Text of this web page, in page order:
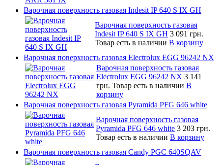
Варочная поверхность газовая Indesit IP 640 S IX GH
Варочная поверхность газовая
Indesit IP 640 S IX GH 3 091 грн.
Товар есть в наличии В корзину
Варочная поверхность газовая Electrolux EGG 96242 NX
Варочная поверхность газовая
Electrolux EGG 96242 NX 3 141
грн. Товар есть в наличии В
корзину
Варочная поверхность газовая Pyramida PFG 646 white
Варочная поверхность газовая
Pyramida PFG 646 white 3 203 грн.
Товар есть в наличии В корзину
Варочная поверхность газовая Candy PGC 640SQAV